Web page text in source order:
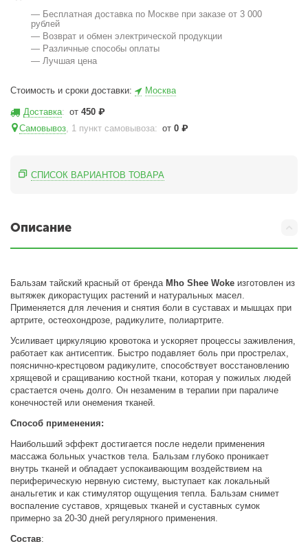
— Бесплатная доставка по Москве при заказе от 3 000
рублей
— Возврат и обмен электрической продукции
— Различные способы оплаты
— Лучшая цена
Стоимость и сроки доставки: Москва
Доставка: от450 ₽
Самовывоз, 1 пункт самовывоза: от0 ₽
СПИСОК ВАРИАНТОВ ТОВАРА
Описание
Бальзам тайский красный от брендаMho Shee Woke изготовлен из
вытяжек дикорастущих растений и натуральных масел.
Применяется для лечения и снятия боли в суставах и мышцах при
артрите, остеохондрозе, радикулите, полиартрите.
Усиливает циркуляцию кровотока и ускоряет процессы заживления,
работает как антисептик. Быстро подавляет боль при прострелах,
пояснично-крестцовом радикулите, способствует восстановлению
хрящевой и сращиванию костной ткани, которая у пожилых людей
срастается очень долго. Он незаменим в терапии при параличе
конечностей или онемения тканей.
Способ применения:
Наибольший эффект достигается после недели применения
массажа больных участков тела. Бальзам глубоко проникает
внутрь тканей и обладает успокаивающим воздействием на
периферическую нервную систему, выступает как локальный
анальгетик и как стимулятор ощущения тепла. Бальзам снимет
воспаление суставов, хрящевых тканей и суставных сумок
примерно за 20-30 дней регулярного применения.
Состав: